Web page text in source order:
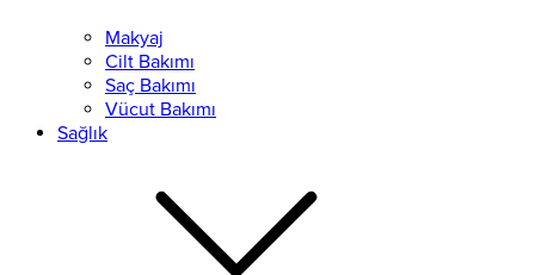
Makyaj
Cilt Bakımı
Saç Bakımı
Vücut Bakımı
Sağlık